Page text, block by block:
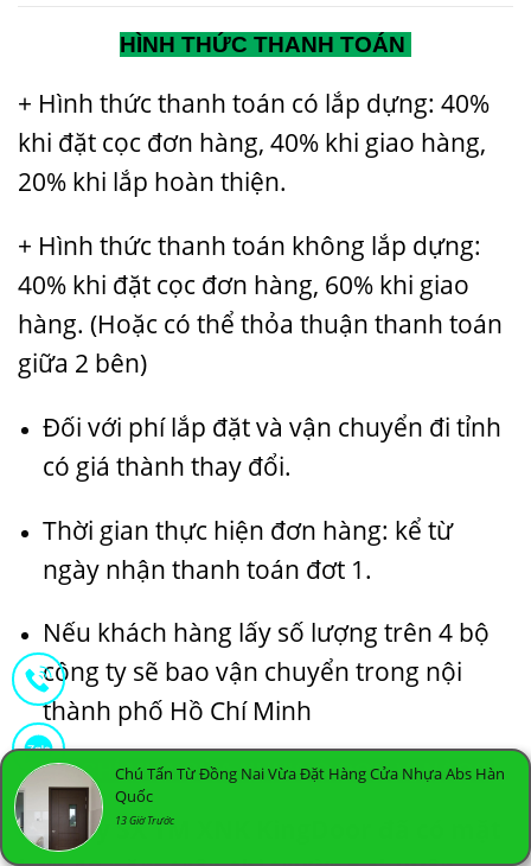
HÌNH THỨC THANH TOÁN
+ Hình thức thanh toán có lắp dựng: 40%
khi đặt cọc đơn hàng, 40% khi giao hàng,
20% khi lắp hoàn thiện.
+ Hình thức thanh toán không lắp dựng:
40% khi đặt cọc đơn hàng, 60% khi giao
hàng. (Hoặc có thể thỏa thuận thanh toán
giữa 2 bên)
Đối với phí lắp đặt và vận chuyển đi tỉnh
có giá thành thay đổi.
Thời gian thực hiện đơn hàng: kể từ
ngày nhận thanh toán đơt 1.
Nếu khách hàng lấy số lượng trên 4 bộ
công ty sẽ bao vận chuyển trong nội
thành phố Hồ Chí Minh
ĐỊA CHỈ MUA CỬA NHỰA Ở ĐƠN VỊ NÀO?
Công ty SX TM XNK KingDoor đã có mặt
Chú Tấn Từ Đồng Nai Vừa Đặt Hàng Cửa Nhựa Abs Hàn
Quốc
13 Giờ Trước